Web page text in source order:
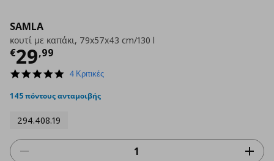
SAMLA
κουτί με καπάκι, 79x57x43 cm/130 l
€29,99
Τρέχουσα τιμή
5.0
rating
4 Κριτικές
145 πόντους ανταμοιβής
294.408.19